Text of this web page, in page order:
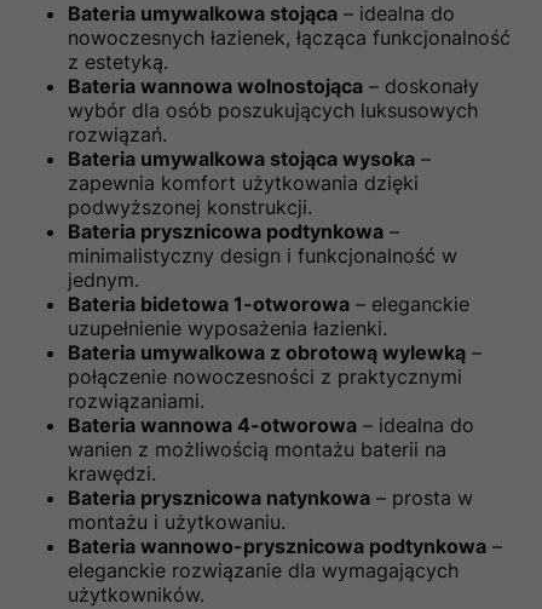
Bateria umywalkowa stojąca – idealna do
nowoczesnych łazienek, łącząca funkcjonalność
z estetyką.
Bateria wannowa wolnostojąca – doskonały
wybór dla osób poszukujących luksusowych
rozwiązań.
Bateria umywalkowa stojąca wysoka –
zapewnia komfort użytkowania dzięki
podwyższonej konstrukcji.
Bateria prysznicowa podtynkowa –
minimalistyczny design i funkcjonalność w
jednym.
Bateria bidetowa 1-otworowa – eleganckie
uzupełnienie wyposażenia łazienki.
Bateria umywalkowa z obrotową wylewką –
połączenie nowoczesności z praktycznymi
rozwiązaniami.
Bateria wannowa 4-otworowa – idealna do
wanien z możliwością montażu baterii na
krawędzi.
Bateria prysznicowa natynkowa – prosta w
montażu i użytkowaniu.
Bateria wannowo-prysznicowa podtynkowa –
eleganckie rozwiązanie dla wymagających
użytkowników.